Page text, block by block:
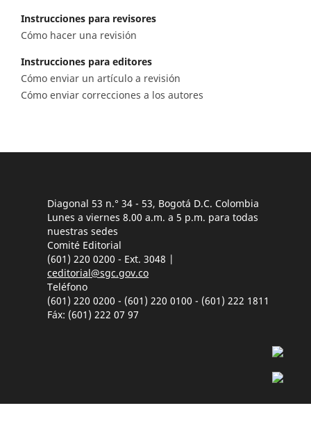
Instrucciones para revisores
Cómo hacer una revisión
Instrucciones para editores
Cómo enviar un artículo a revisión
Cómo enviar correcciones a los autores
Diagonal 53 n.° 34 - 53, Bogotá D.C. Colombia
Lunes a viernes 8.00 a.m. a 5 p.m. para todas
nuestras sedes
Comité Editorial
(601) 220 0200 - Ext. 3048 |
ceditorial@sgc.gov.co
Teléfono
(601) 220 0200 - (601) 220 0100 - (601) 222 1811
Fáx: (601) 222 07 97